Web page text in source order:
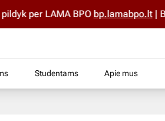
per LAMA BPObp.lamabpo.lt| Baigei
Studentams Apie mus